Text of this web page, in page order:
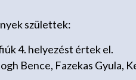
születtek:
4. helyezést értek el.
Bence, Fazekas Gyula,